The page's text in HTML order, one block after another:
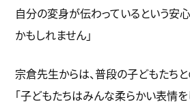
自分の変身が伝わっているという安
かもしれません」
宗倉先生からは、普段の子どもたちと
「子どもたちはみんな柔らかい表情を